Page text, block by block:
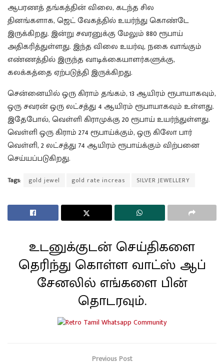
ஆபரணத் தங்கத்தின் விலை, கடந்த சில
தினங்களாக, ஜெட் வேகத்தில் உயர்ந்து கொண்டே
இருக்கிறது. இன்று சவரனுக்கு மேலும் 880 ரூபாய்
அதிகரித்துள்ளது. இந்த விலை உயர்வு, நகை வாங்கும்
எண்ணத்தில் இருந்த வாடிக்கையாளர்களுக்கு,
கலக்கத்தை ஏற்படுத்தி இருக்கிறது.
சென்னையில் ஒரு கிராம் தங்கம், 13 ஆயிரம் ரூபாயாகவும்,
ஒரு சவரன் ஒரு லட்சத்து 4 ஆயிரம் ரூபாயாகவும் உள்ளது.
இதேபோல், வெள்ளி கிராமுக்கு 20 ரூபாய் உயர்ந்துள்ளது.
வெள்ளி ஒரு கிராம் 274 ரூபாய்க்கும், ஒரு கிலோ பார்
வெள்ளி, 2 லட்சத்து 74 ஆயிரம் ரூபாய்க்கும் விற்பனை
செய்யப்படுகிறது.
Tags: gold jewel gold rate increas SILVER JEWELLERY
உடனுக்குடன் செய்திகளை
தெரிந்து கொள்ள வாட்ஸ் ஆப்
சேனலில் எங்களை பின்
தொடரவும்.
Previous Post